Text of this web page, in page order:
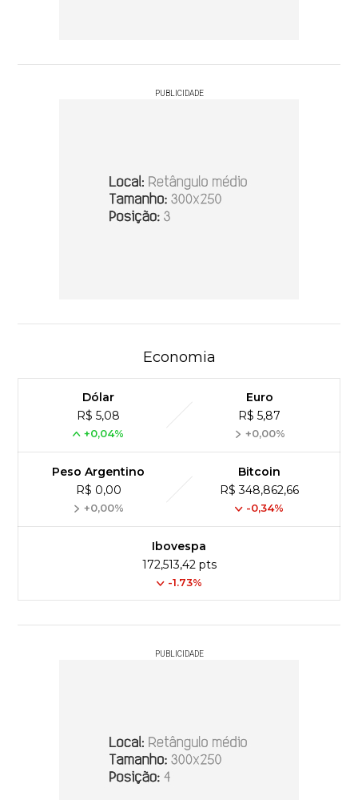
PUBLICIDADE
Economia
Dólar
R$ 5,08
+0,04%
Euro
R$ 5,87
+0,00%
Peso Argentino
R$ 0,00
+0,00%
Bitcoin
R$ 348,862,66
-0,34%
Ibovespa
172,513,42 pts
-1.73%
PUBLICIDADE